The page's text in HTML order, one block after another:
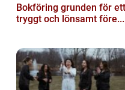
Bokföring grunden för ett
tryggt och lönsamt före...